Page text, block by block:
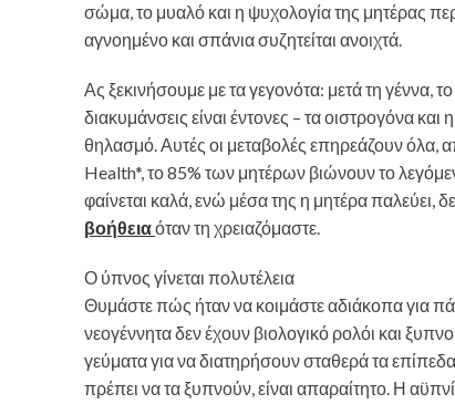
σώμα, το μυαλό και η ψυχολογία της μητέρας
αγνοημένο και σπάνια συζητείται ανοιχτά.
Ας ξεκινήσουμε με τα γεγονότα: μετά τη
διακυμάνσεις είναι έντονες – τα οιστρογόνα
θηλασμό. Αυτές οι μεταβολές επηρεάζουν
Health*, το 85% των μητέρων βιώνουν το
φαίνεται καλά, ενώ μέσα της η μητέρα παλεύει,
βοήθειαόταν τη χρειαζόμαστε.
Ο ύπνος γίνεται πολυτέλεια
Θυμάστε πώς ήταν να κοιμάστε αδιάκοπα για
νεογέννητα δεν έχουν βιολογικό ρολόι και
γεύματα για να διατηρήσουν σταθερά τα
πρέπει να τα ξυπνούν, είναι απαραίτητο. Η